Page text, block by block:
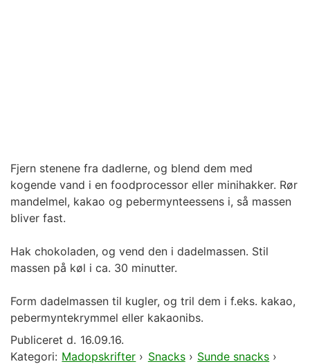
Fjern stenene fra dadlerne, og blend dem med
kogende vand i en foodprocessor eller minihakker. Rør
mandelmel, kakao og pebermynteessens i, så massen
bliver fast.
Hak chokoladen, og vend den i dadelmassen. Stil
massen på køl i ca. 30 minutter.
Form dadelmassen til kugler, og tril dem i f.eks. kakao,
pebermyntekrymmel eller kakaonibs.
Publiceret d. 16.09.16.
Kategori: Madopskrifter › Snacks› Sunde snacks ›